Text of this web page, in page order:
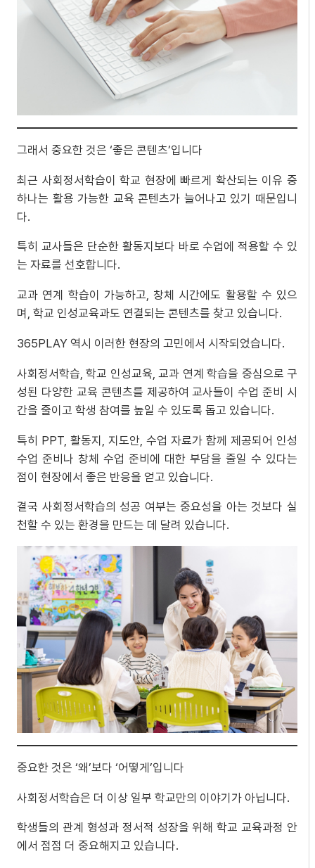
그래서 중요한 것은 ‘좋은 콘텐츠’입니다
최근 사회정서학습이 학교 현장에 빠르게 확산되는 이유 중
하나는 활용 가능한 교육 콘텐츠가 늘어나고 있기 때문입니
다.
특히 교사들은 단순한 활동지보다 바로 수업에 적용할 수 있
는 자료를 선호합니다.
교과 연계 학습이 가능하고, 창체 시간에도 활용할 수 있으
며, 학교 인성교육과도 연결되는 콘텐츠를 찾고 있습니다.
365PLAY 역시 이러한 현장의 고민에서 시작되었습니다.
사회정서학습, 학교 인성교육, 교과 연계 학습을 중심으로 구
성된 다양한 교육 콘텐츠를 제공하여 교사들이 수업 준비 시
간을 줄이고 학생 참여를 높일 수 있도록 돕고 있습니다.
특히 PPT, 활동지, 지도안, 수업 자료가 함께 제공되어 인성
수업 준비나 창체 수업 준비에 대한 부담을 줄일 수 있다는
점이 현장에서 좋은 반응을 얻고 있습니다.
결국 사회정서학습의 성공 여부는 중요성을 아는 것보다 실
천할 수 있는 환경을 만드는 데 달려 있습니다.
중요한 것은 ‘왜’보다 ‘어떻게’입니다
사회정서학습은 더 이상 일부 학교만의 이야기가 아닙니다.
학생들의 관계 형성과 정서적 성장을 위해 학교 교육과정 안
에서 점점 더 중요해지고 있습니다.